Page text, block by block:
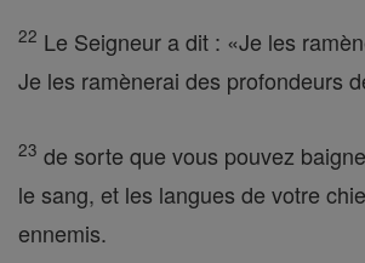
22 Le Seigneur a dit : «Je les
Je les ramènerai des profondeurs
23 de sorte que vous pouvez
le sang, et les langues de votre
ennemis.